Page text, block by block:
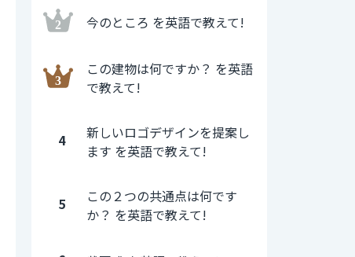
今のところ を英語で教えて!
この建物は何ですか？ を英語
で教えて!
4
新しいロゴデザインを提案し
ます を英語で教えて!
5
この２つの共通点は何です
か？ を英語で教えて!